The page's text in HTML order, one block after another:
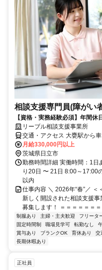
相談支援専門員(障がい
【資格・実務経験必須】年間
リーブル相談支援事業所
交通・アクセス 大甕駅から
月給330,000円以上
茨城県日立市
勤務時間詳細 実働時間：1日
り20日 〜 21日 8:00～17:00
以内
仕事内容 ＼ 2026年“春”／ ＜
新しく開設された相談支援
募集します！ ＝＝＝＝＝＝
制服あり 主婦・主夫歓迎 フリータ
固定時間制
職場見学可 転勤なし
賞与あり
ブランクOK 育休あり 交
長期休暇あり
正社員